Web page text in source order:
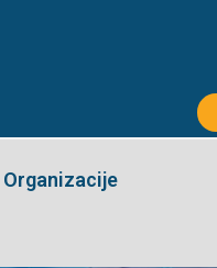
Organizacije